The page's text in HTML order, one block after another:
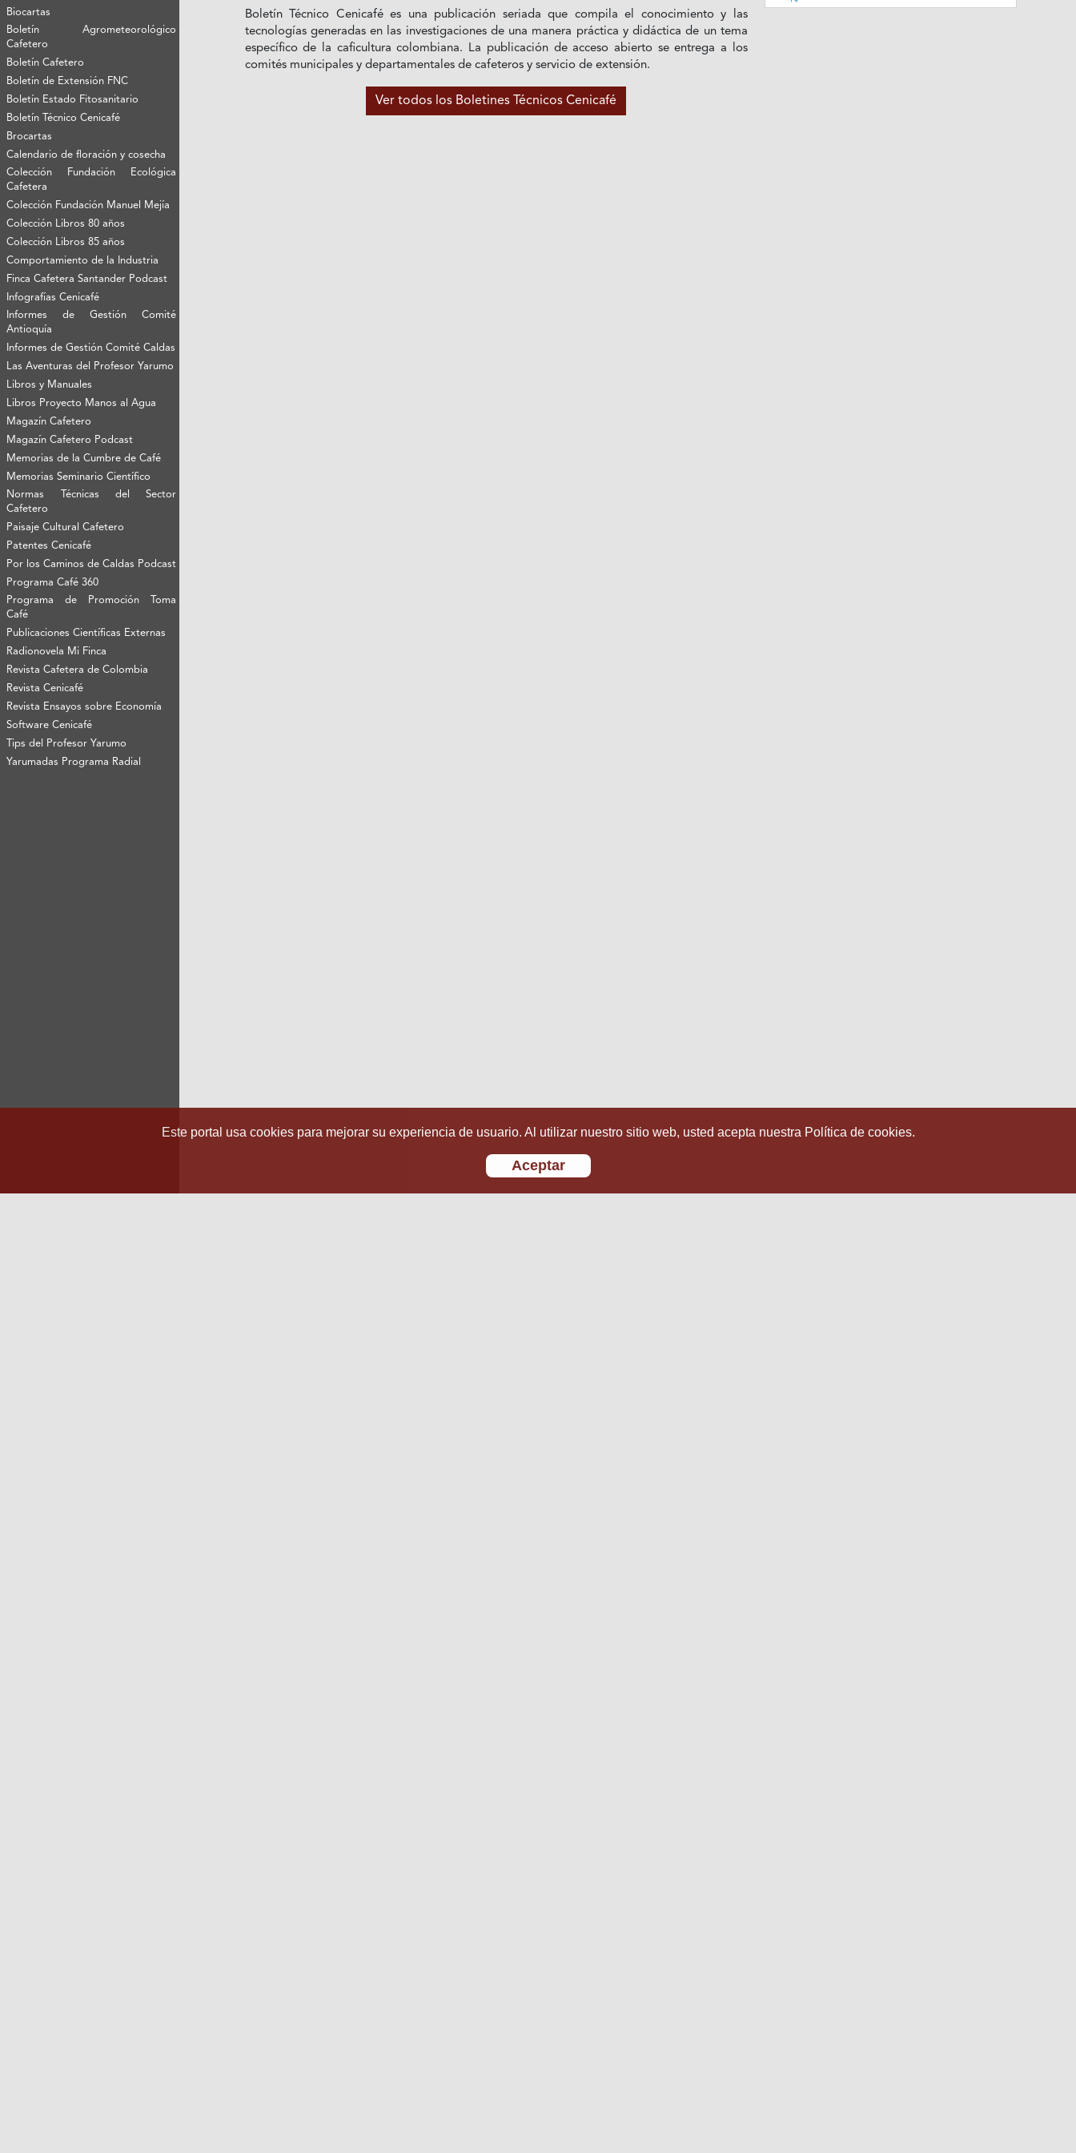
Biocartas
Boletín Agrometeorológico
Cafetero
Boletín Cafetero
Boletín de Extensión FNC
Boletín Estado Fitosanitario
Boletín Técnico Cenicafé
Brocartas
Calendario de floración y cosecha
Colección Fundación Ecológica
Cafetera
Colección Fundación Manuel Mejía
Colección Libros 80 años
Colección Libros 85 años
Comportamiento de la Industria
Finca Cafetera Santander Podcast
Infografías Cenicafé
Informes de Gestión Comité
Antioquía
Informes de Gestión Comité Caldas
Las Aventuras del Profesor Yarumo
Libros y Manuales
Libros Proyecto Manos al Agua
Magazín Cafetero
Magazín Cafetero Podcast
Memorias de la Cumbre de Café
Memorias Seminario Científico
Normas Técnicas del Sector
Cafetero
Paisaje Cultural Cafetero
Patentes Cenicafé
Por los Caminos de Caldas Podcast
Programa Café 360
Programa de Promoción Toma
Café
Publicaciones Científicas Externas
Radionovela Mi Finca
Revista Cafetera de Colombia
Revista Cenicafé
Revista Ensayos sobre Economía
Software Cenicafé
Tips del Profesor Yarumo
Yarumadas Programa Radial
Boletín Técnico Cenicafé es una publicación seriada que compila el conocimiento y las
tecnologías generadas en las investigaciones de una manera práctica y didáctica de un tema
específico de la caficultura colombiana. La publicación de acceso abierto se entrega a los
comités municipales y departamentales de cafeteros y servicio de extensión.
Ver todos los Boletines Técnicos Cenicafé
Este portal usa cookies para mejorar su experiencia de usuario. Al utilizar nuestro sitio web, usted acepta nuestra Política de cookies.
Aceptar